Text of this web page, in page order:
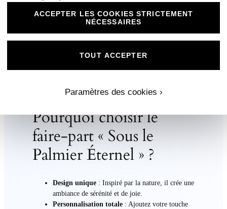
pouvez ajouter vos noms, la date de l’événement,
tient à cœur.
Nos faire-part sont fabriqués en France, avec un souci
du détail et des matériaux de qualité. La livraison est
Pourquoi choisir le
faire-part « Sous le
Palmier Éternel » ?
Design unique: Inspiré par la nature, il crée une
ambiance de sérénité et de joie.
Personnalisation totale: Ajoutez votre touche
ACCEPTER LES COOKIES STRICTEMENT
NÉCESSAIRES
Paramètres des cookies ›
TOUT ACCEPTER